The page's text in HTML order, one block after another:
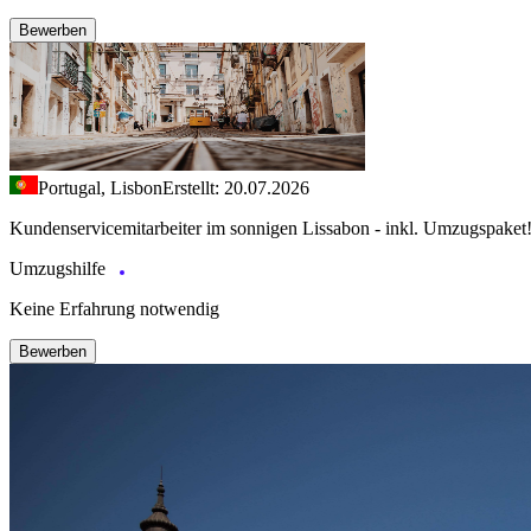
Bewerben
Portugal, LisbonErstellt: 20.07.2026
Kundenservicemitarbeiter im sonnigen Lissabon - inkl. Umzugspaket!
Umzugshilfe
Keine Erfahrung notwendig
Bewerben